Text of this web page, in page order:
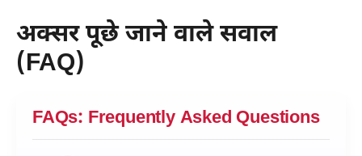
अक्सर पूछे जाने वाले सवाल
(FAQ)
FAQs: Frequently Asked Questions